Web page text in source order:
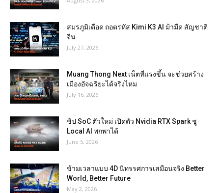
สมรภูมิเดือด ถอดรหัส Kimi K3 AI ม้ามืด สัญชาติ
จีน
July 27, 2026
Muang Thong Next เน็ตที่แรงขึ้น จะช่วยสร้าง
เมืองอัจฉริยะได้จริงไหม
July 16, 2026
ชิป SoC ตัวใหม่ เปิดตัว Nvidia RTX Spark ชู
Local AI พกพาได้
June 5, 2026
ข้ามเวลาแบบ 4D นิทรรศการเสมือนจริง Better
World, Better Future
May 2, 2026